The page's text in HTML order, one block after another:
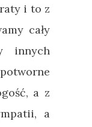
i to z
cały
innych
a z
a